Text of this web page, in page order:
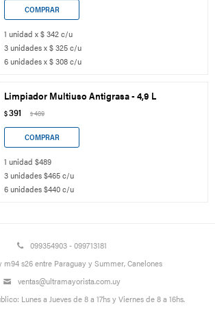
1 unidad x $ 342 c/u
3 unidades x $ 325 c/u
6 unidades x $ 308 c/u
Limpiador Multiuso Antigrasa - 4,9 L
$391 $489
1 unidad $489
3 unidades $465 c/u
6 unidades $440 c/u
099354903 - 099713181
m94 s26 entre Paraguay y Summer, Canelones
ventas@ultramayorista.com.uy
Lunes a Jueves de 8 a 17hs y Viernes de 8 a 16hs.